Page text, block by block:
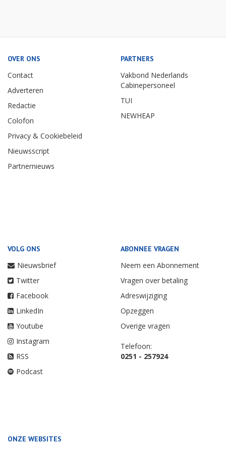
OVER ONS
Contact
Adverteren
Redactie
Colofon
Privacy & Cookiebeleid
Nieuwsscript
Partnernieuws
PARTNERS
Vakbond Nederlands
Cabinepersoneel
TUI
NEWHEAP
VOLG ONS
Nieuwsbrief
Twitter
Facebook
LinkedIn
Youtube
Instagram
RSS
Podcast
ABONNEE VRAGEN
Neem een Abonnement
Vragen over betaling
Adreswijziging
Opzeggen
Overige vragen
Telefoon:
0251 - 257924
ONZE WEBSITES